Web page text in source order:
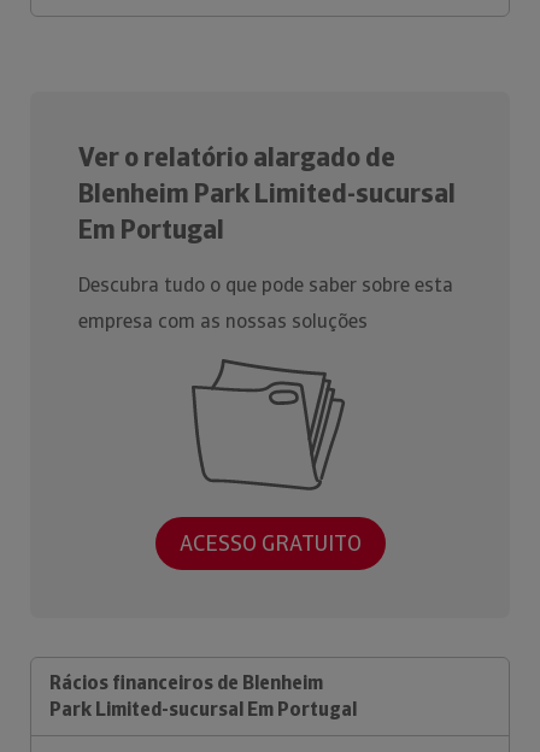
Ver o relatório alargado de
Blenheim Park Limited-sucursal
Em Portugal
Descubra tudo o que pode saber sobre esta
empresa com as nossas soluções
ACESSO GRATUITO
Rácios financeiros de Blenheim
Park Limited-sucursal Em Portugal